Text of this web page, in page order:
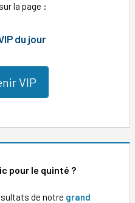
la page :
du jour
VIP
pour le quinté ?
de notre grand